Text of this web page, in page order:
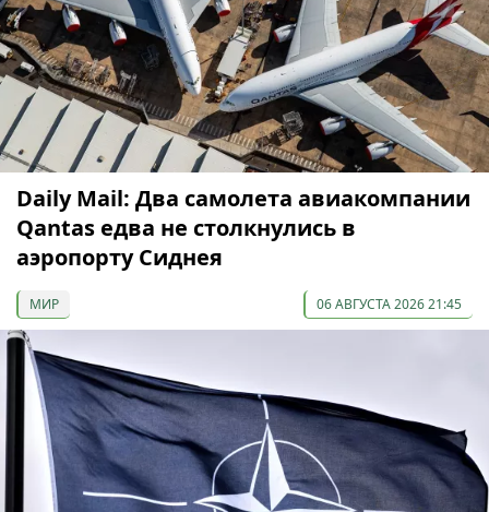
Daily Mail: Два самолета авиакомпании
Qantas едва не столкнулись в
аэропорту Сиднея
МИР 06 АВГУСТА 2026 21:45